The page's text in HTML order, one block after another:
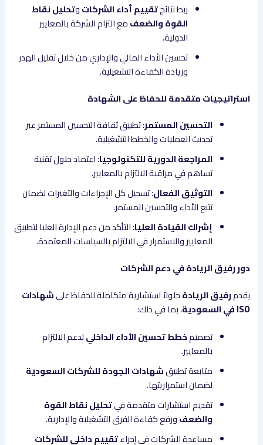
ربط نتائجتقييم أداء الشركاتوتحليل نقاط
القوة والضعفمع التزام الشركة بالمعايير
الدولية.
تحسين الأداء المالي والإداري من خلال تقليل الهدر
وزيادة الكفاءة التشغيلية.
استراتيجيات متقدمة للحفاظ على الشهادة
التحسين المستمر: تطبيق ثقافة التحسين المستمر عبر
تحديث العمليات والخطط التشغيلية.
المراجعة الدورية للتكنولوجيا: اعتماد حلول تقنية
تساهم في مراقبة الالتزام بالمعايير.
التوثيق الفعال: تسجيل كل الإجراءات والتغيرات لضمان
تتبع الأداء والتحسين المستمر.
إشراك القيادة العليا: التأكد من دعم الإدارة العليا لتطبيق
المعايير والاستمرار في الالتزام بالسياسات المعتمدة.
دور رفيق الريادة في دعم الشركات
يقدمرفيق الريادةحلولاً استشارية متكاملة للحفاظ علىشهادات
ISO في السعودية
، بما في ذلك:
تصميمخطط تحسين الأداء الداخليلدعم الالتزام
بالمعايير.
متابعة تطبيقشهادات الجودة للشركات السعودية
لضمان استمراريتها.
تقديم استشارات متقدمة فيتحليل نقاط القوة
والضعفورفع كفاءة الفرق التشغيلية والإدارية.
مساعدة الشركات في إجراءتقييم داخلي للشركات